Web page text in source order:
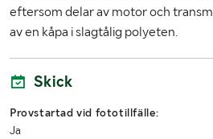
eftersom delar av motor och
av en kåpa i slagtålig polyeten.
Skick
Provstartad vid fototillfälle:
Ja